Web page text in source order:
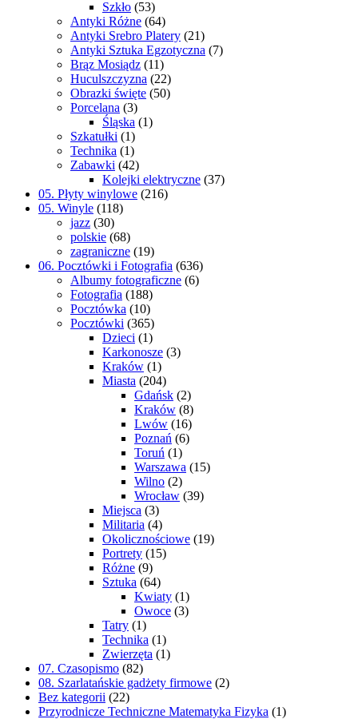
Szkło (53)
Antyki Różne (64)
Antyki Srebro Platery (21)
Antyki Sztuka Egzotyczna (7)
Brąz Mosiądz (11)
Huculszczyzna (22)
Obrazki święte (50)
Porcelana (3)
Śląska (1)
Szkatułki (1)
Technika (1)
Zabawki (42)
Kolejki elektryczne (37)
05. Płyty winylowe (216)
05. Winyle (118)
jazz (30)
polskie (68)
zagraniczne (19)
06. Pocztówki i Fotografia (636)
Albumy fotograficzne (6)
Fotografia (188)
Pocztówka (10)
Pocztówki (365)
Dzieci (1)
Karkonosze (3)
Kraków (1)
Miasta (204)
Gdańsk (2)
Kraków (8)
Lwów (16)
Poznań (6)
Toruń (1)
Warszawa (15)
Wilno (2)
Wrocław (39)
Miejsca (3)
Militaria (4)
Okolicznościowe (19)
Portrety (15)
Różne (9)
Sztuka (64)
Kwiaty (1)
Owoce (3)
Tatry (1)
Technika (1)
Zwierzęta (1)
07. Czasopismo (82)
08. Szarlatańskie gadżety firmowe (2)
Bez kategorii (22)
Przyrodnicze Techniczne Matematyka Fizyka (1)